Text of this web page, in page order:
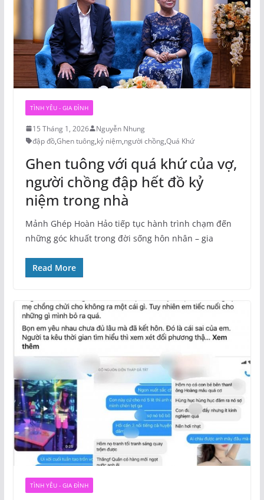
TÌNH YÊU - GIA ĐÌNH
15 Tháng 1, 2026
Nguyễn Nhung
đập đồ,Ghen tuông,kỷ niệm,người chồng,Quá Khứ
Ghen tuông với quá khứ của vợ,
người chồng đập hết đồ kỷ
niệm trong nhà
Mảnh Ghép Hoàn Hảo tiếp tục hành trình chạm đến
những góc khuất trong đời sống hôn nhân – gia
Read More
TÌNH YÊU - GIA ĐÌNH